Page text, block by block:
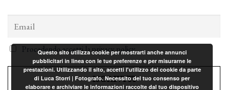
Procedendo accetti la privacy policy
Questo sito utilizza cookie per mostrarti anche annunci
pubblicitari in linea con le tue preferenze e per misurarne le
prestazioni. Utilizzando il sito, accetti l'utilizzo dei cookie da parte
di Luca Storri | Fotografo. Necessito del tuo consenso per
elaborare e archiviare le informazioni raccolte dal tuo dispositivo